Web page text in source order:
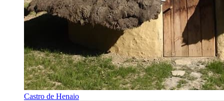
Castro de Henaio